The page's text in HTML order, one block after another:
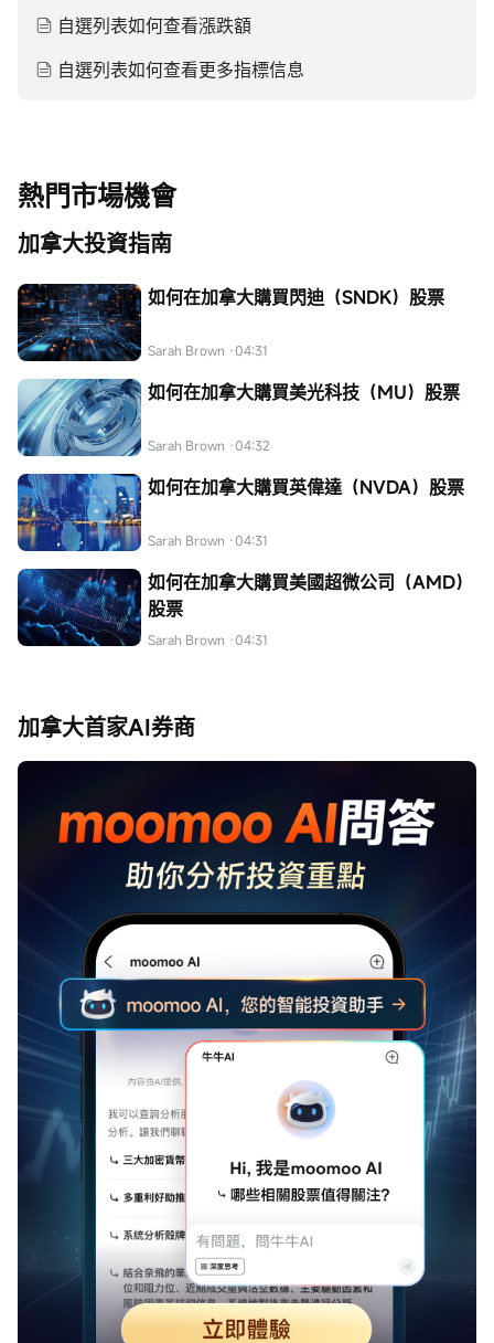
自選列表如何查看漲跌額
自選列表如何查看更多指標信息
熱門市場機會
加拿大投資指南
如何在加拿大購買閃迪（SNDK）股票
Sarah Brown ·04:31
如何在加拿大購買美光科技（MU）股票
Sarah Brown ·04:32
如何在加拿大購買英偉達（NVDA）股票
Sarah Brown ·04:31
如何在加拿大購買美國超微公司（AMD）
股票
Sarah Brown ·04:31
加拿大首家AI券商